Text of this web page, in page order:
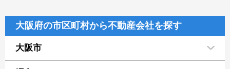
大阪府の市区町村から不動産会社を探す
大阪市